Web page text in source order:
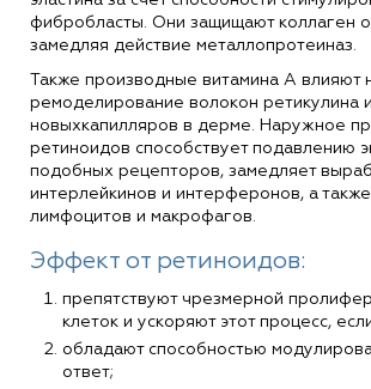
фибробласты. Они защищают коллаген
замедляя действие металлопротеиназ.
Также производные витамина А влияют
ремоделирование волокон ретикулина
новыхкапилляров в дерме. Наружное
ретиноидов способствует подавлению
подобных рецепторов, замедляет
интерлейкинов и интерферонов, а
лимфоцитов и макрофагов.
Эффект от ретиноидов:
препятствуют чрезмерной
клеток и ускоряют этот процесс,
обладают способностью
ответ;